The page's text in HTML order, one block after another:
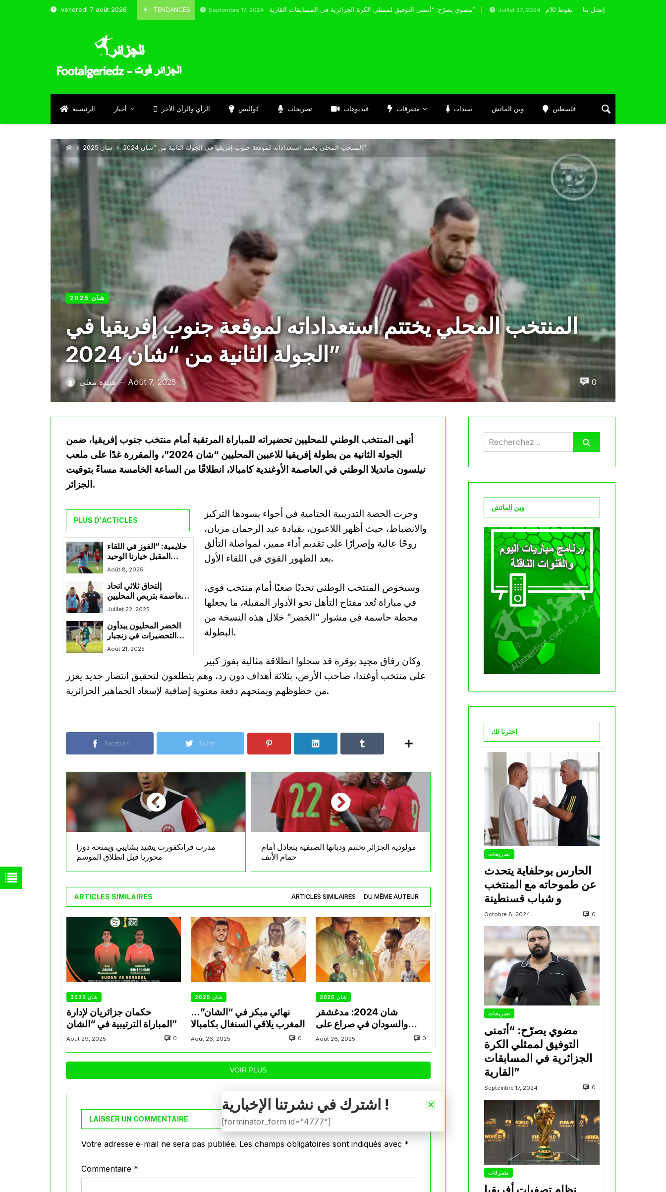
vendredi 7 août 2026 TENDANCES الحارس بوحلفاية يتحدث عن طموحاته مع المنتخب و Septembre 17, 2024 مضوي يصرّح: “أتمنى التوفيق لممثلي الكرة الجزائرية في المسابقات القارية” Juillet 27, 2024 يفشل في التأهل إلى نهائي مسدس الهواء المضغوط 10م
إتصل بنا
الرئيسية أخبار الرأي والرأي الأخر كواليس تصريحات فيديوهات متفرقات سيدات وين الماتش فلسطين
شان 2025 المنتخب المحلي يختتم استعداداته لموقعة جنوب إفريقيا في الجولة الثانية من “شان 2024”
شان 2025
المنتخب المحلي يختتم استعداداته لموقعة جنوب إفريقيا في
الجولة الثانية من “شان 2024”
هنيدة معلى — Août 7, 2025 0
أنهى المنتخب الوطني للمحليين تحضيراته للمباراة المرتقبة أمام منتخب جنوب إفريقيا، ضمن
الجولة الثانية من بطولة إفريقيا للاعبين المحليين “شان 2024”، والمقررة غدًا على ملعب
نيلسون مانديلا الوطني في العاصمة الأوغندية كامبالا، انطلاقًا من الساعة الخامسة مساءً بتوقيت
الجزائر.
PLUS D'ACTICLES
حلايمية: “الفوز في اللقاء
المقبل خيارنا الوحيد
لإسعاد الجمهور
Août 8, 2025
إلتحاق ثلاثي اتحاد
العاصمة بتربص المحليين
في سيدي موسى
Juillet 22, 2025
الخضر المحليون يبدأون
التحضيرات في زنجبار
قبل موقعة السودان
Août 21, 2025
وجرت الحصة التدريبية الختامية في أجواء يسودها التركيز
والانضباط، حيث أظهر اللاعبون، بقيادة عبد الرحمان مزيان،
روحًا عالية وإصرارًا على تقديم أداء مميز، لمواصلة التألق
بعد الظهور القوي في اللقاء الأول.
وسيخوض المنتخب الوطني تحديًا صعبًا أمام منتخب قوي،
في مباراة تُعد مفتاح التأهل نحو الأدوار المقبلة، ما يجعلها
محطة حاسمة في مشوار “الخضر” خلال هذه النسخة من
البطولة.
وكان رفاق مجيد بوقرة قد سجلوا انطلاقة مثالية بفوز كبير
على منتخب أوغندا، صاحب الأرض، بثلاثة أهداف دون رد، وهم يتطلعون لتحقيق انتصار جديد يعزز
من حظوظهم ويمنحهم دفعة معنوية إضافية لإسعاد الجماهير الجزائرية.
Facebook Twitter
مدرب فرانكفورت يشيد بشايبي ويمنحه دورا
محوريا قبل انطلاق الموسم
مولودية الجزائر تختتم ودياتها الصيفية بتعادل أمام
حمام الأنف
ARTICLES SIMILAIRES ARTICLES SIMILAIRES DU MÊME AUTEUR
شان 2025
حكمان جزائريان لإدارة
المباراة الترتيبية في “الشان”
Août 29, 2025 0
شان 2025
نهائي مبكر في “الشان”…
المغرب يلاقي السنغال بكامبالا
Août 26, 2025 0
شان 2025
شان 2024: مدغشقر
والسودان في صراع على
بطاقة النهائي
Août 26, 2025 0
VOIR PLUS
LAISSER UN COMMENTAIRE
Votre adresse e-mail ne sera pas publiée. Les champs obligatoires sont indiqués avec *
Commentaire *
وين الماتش
اخترنا لك
تصريحات
الحارس بوحلفاية يتحدث
عن طموحاته مع المنتخب
و شباب قسنطينة
Octobre 8, 2024 0
تصريحات
مضوي يصرّح: “أتمنى
التوفيق لممثلي الكرة
الجزائرية في المسابقات
القارية”
Septembre 17, 2024 0
متفرقات
اشترك في نشرتنا الإخبارية !
[forminator_form id="4777"]